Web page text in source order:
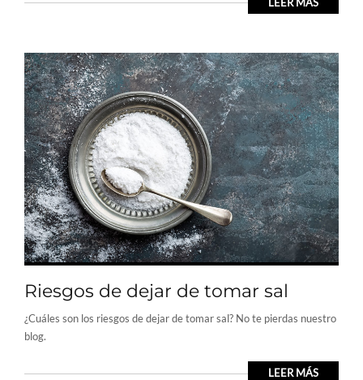
Riesgos de dejar de tomar sal
¿Cuáles son los riesgos de dejar de tomar sal? No te pierdas nuestro
blog.
LEER MÁS